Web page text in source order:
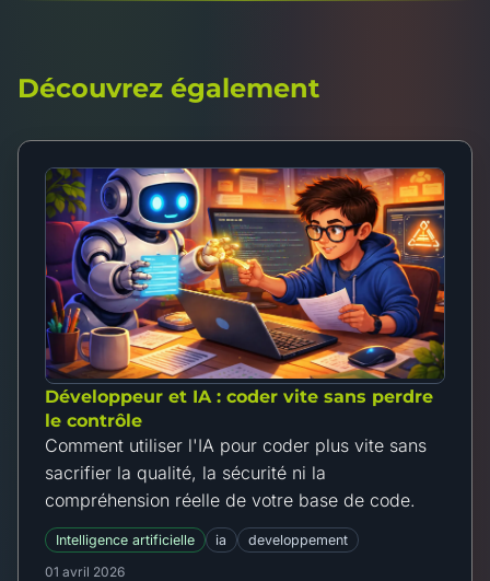
Découvrez également
Développeur et IA : coder vite sans perdre
le contrôle
Comment utiliser l'IA pour coder plus vite sans
sacrifier la qualité, la sécurité ni la
compréhension réelle de votre base de code.
Intelligence artificielle ia
developpement
01 avril 2026